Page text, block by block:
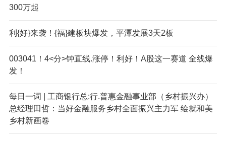
300万起
利{好}来袭！{福}建板块爆发，平潭发展3天2板
003041！4<分>钟直线.涨停！利好！A股这一赛道 全线爆
发！
每日一词 | 工商银行总:行.普惠金融事业部（乡村振兴办）
总经理田哲：当好金融服务乡村全面振兴主力军 绘就和美
乡村新画卷